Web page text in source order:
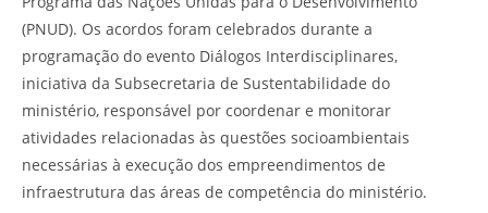
(PNUD). Os acordos foram celebrados durante a
programação do evento Diálogos Interdisciplinares,
iniciativa da Subsecretaria de Sustentabilidade do
ministério, responsável por coordenar e monitorar
atividades relacionadas às questões socioambientais
necessárias à execução dos empreendimentos de
infraestrutura das áreas de competência do ministério.